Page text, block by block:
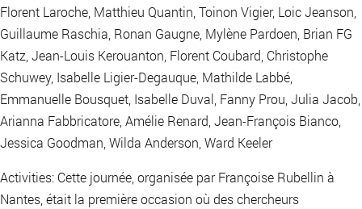
Florent Laroche, Matthieu Quantin, Toinon Vigier, Loic Jeanson,
Guillaume Raschia, Ronan Gaugne, Mylène Pardoen, Brian FG
Katz, Jean-Louis Kerouanton, Florent Coubard, Christophe
Schuwey, Isabelle Ligier-Degauque, Mathilde Labbé,
Emmanuelle Bousquet, Isabelle Duval, Fanny Prou, Julia Jacob,
Arianna Fabbricatore, Amélie Renard, Jean-François Bianco,
Jessica Goodman, Wilda Anderson, Ward Keeler
Activities: Cette journée, organisée par Françoise Rubellin à
Nantes, était la première occasion où des chercheurs